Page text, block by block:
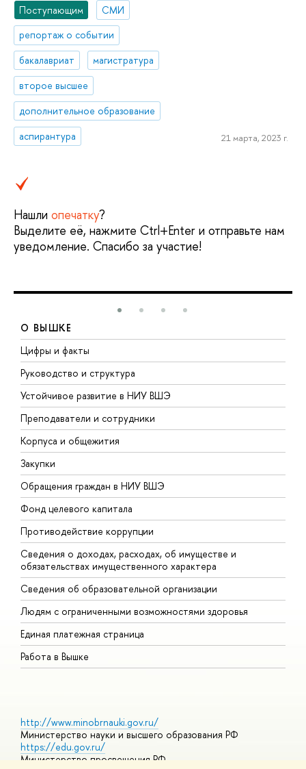
Поступающим
СМИ
репортаж о событии
бакалавриат
магистратура
второе высшее
дополнительное образование
аспирантура
21 марта, 2023 г.
Нашли опечатку?
Выделите её, нажмите Ctrl+Enter и отправьте нам
уведомление. Спасибо за участие!
О ВЫШКЕ
Цифры и факты
Руководство и структура
Устойчивое развитие в НИУ ВШЭ
Преподаватели и сотрудники
Корпуса и общежития
Закупки
Обращения граждан в НИУ ВШЭ
Фонд целевого капитала
Противодействие коррупции
Сведения о доходах, расходах, об имуществе и
обязательствах имущественного характера
Сведения об образовательной организации
Людям с ограниченными возможностями здоровья
Единая платежная страница
Работа в Вышке
http://www.minobrnauki.gov.ru/
Министерство науки и высшего образования РФ
https://edu.gov.ru/
Министерство просвещения РФ